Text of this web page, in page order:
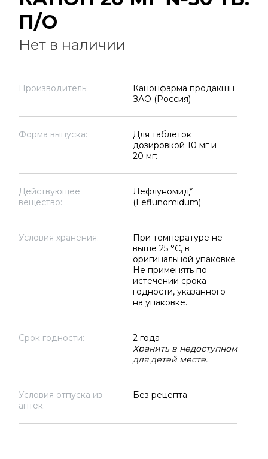
П/О
Нет в наличии
Производитель:
Канонфарма продакшн
ЗАО (Россия)
Форма выпуска:
Для таблеток
дозировкой 10 мг и
20 мг:
Действующее
вещество:
Лефлуномид*
(Leflunomidum)
Условия хранения:
При температуре не
выше 25 °C, в
оригинальной упаковке
Не применять по
истечении срока
годности, указанного
на упаковке.
Срок годности:
2 года
Хранить в недоступном
для детей месте.
Условия отпуска из
аптек:
Без рецепта